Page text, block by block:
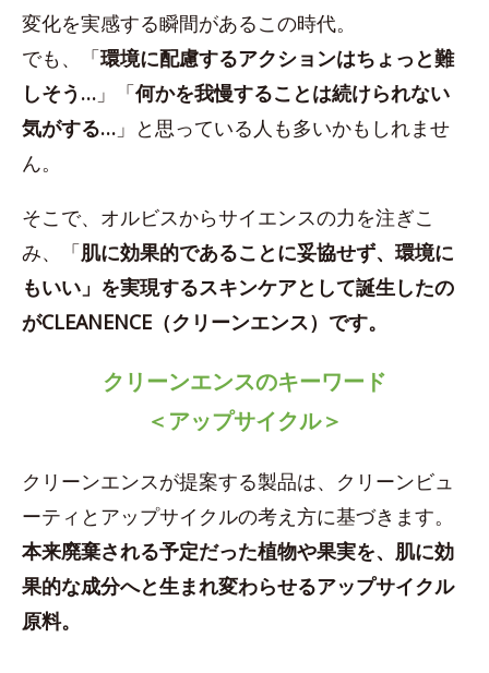
変化を実感する瞬間があるこの時代。
でも、「環境に配慮するアクションはちょっと難
しそう… 」「何かを我慢することは続けられない
気がする… 」と思っている人も多いかもしれませ
ん。
そこで、オルビスからサイエンスの力を注ぎこ
み、「肌に効果的であることに妥協せず、環境に
もいい」を実現するスキンケアとして誕生したの
がCLEANENCE（クリーンエンス）です。
クリーンエンスのキーワード
＜アップサイクル＞
クリーンエンスが提案する製品は、クリーンビュ
ーティとアップサイクルの考え方に基づきます。
本来廃棄される予定だった植物や果実を、肌に効
果的な成分へと生まれ変わらせるアップサイクル
原料。